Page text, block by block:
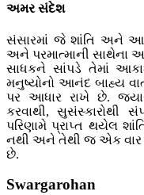
અમર સંદેશ
સંસારમાં જે શાંતિ અને
અને પરમાત્માની સાથેના
સાધકને સાંપડે તેમાં
મનુષ્યોનો આનંદ બાહ્ય
પર આધાર રાખે છે.
કરવાથી, સુસંસ્કારોથી
પરિણામે પ્રાપ્ત થયેલ
નથી અને તેથી જ એક વાર
છે.
Swargarohan